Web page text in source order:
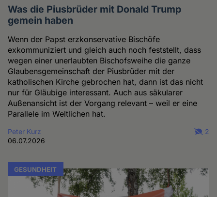
Was die Piusbrüder mit Donald Trump
gemein haben
Wenn der Papst erzkonservative Bischöfe
exkommuniziert und gleich auch noch feststellt, dass
wegen einer unerlaubten Bischofsweihe die ganze
Glaubensgemeinschaft der Piusbrüder mit der
katholischen Kirche gebrochen hat, dann ist das nicht
nur für Gläubige interessant. Auch aus säkularer
Außenansicht ist der Vorgang relevant – weil er eine
Parallele im Weltlichen hat.
Peter Kurz
06.07.2026
2
GESUNDHEIT